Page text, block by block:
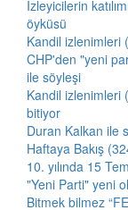
İzleyicilerin
öyküsü
Kandil izlenimleri
CHP'den "yeni
ile söyleşi
Kandil izlenimleri
bitiyor
Duran Kalkan ile
Haftaya Bakış
10. yılında 15
"Yeni Parti" yeni
Bitmek bilmez